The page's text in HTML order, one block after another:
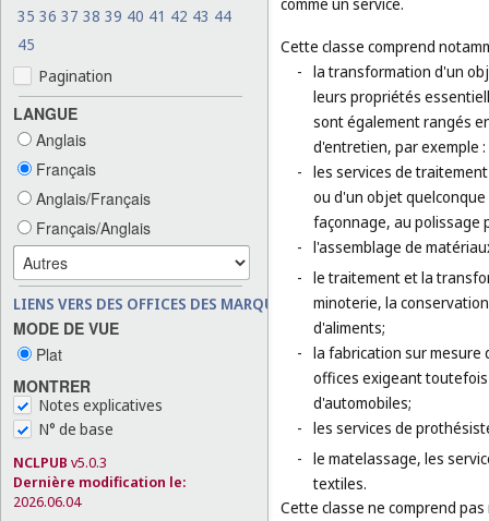
35 36 37 38 39 40 41 42 43 44
45
Pagination
LANGUE
Anglais
Français
Anglais/Français
Français/Anglais
LIENS VERS DES OFFICES DES MARQUES
MODE DE VUE
Plat
MONTRER
Notes explicatives
N° de base
NCLPUB v5.0.3
Dernière modification le:
2026.06.04
Cette classe comprend
- la transformation d'un
leurs propriétés
sont également rangés
d'entretien, par exemple
- les services de
ou d'un objet
façonnage, au polissage
- l'assemblage de
- le traitement et la
minoterie, la
d'aliments;
- la fabrication sur mesure
offices exigeant
d'automobiles;
- les services de
- le matelassage, les
textiles.
Cette classe ne comprend